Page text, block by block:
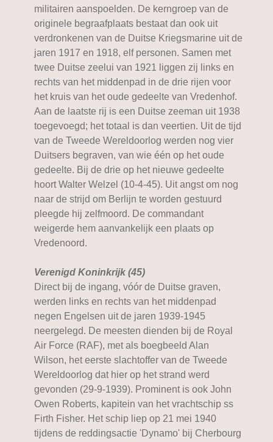
militairen aanspoelden. De kerngroep van de
originele begraafplaats bestaat dan ook uit
verdronkenen van de Duitse Kriegsmarine uit de
jaren 1917 en 1918, elf personen. Samen met
twee Duitse zeelui van 1921 liggen zij links en
rechts van het middenpad in de drie rijen voor
het kruis van het oude gedeelte van Vredenhof.
Aan de laatste rij is een Duitse zeeman uit 1938
toegevoegd; het totaal is dan veertien. Uit de tijd
van de Tweede Wereldoorlog werden nog vier
Duitsers begraven, van wie één op het oude
gedeelte. Bij de drie op het nieuwe gedeelte
hoort Walter Welzel (10-4-45). Uit angst om nog
naar de strijd om Berlijn te worden gestuurd
pleegde hij zelfmoord. De commandant
weigerde hem aanvankelijk een plaats op
Vredenoord.
Verenigd Koninkrijk (45)
Direct bij de ingang, vóór de Duitse graven,
werden links en rechts van het middenpad
negen Engelsen uit de jaren 1939-1945
neergelegd. De meesten dienden bij de Royal
Air Force (RAF), met als boegbeeld Alan
Wilson, het eerste slachtoffer van de Tweede
Wereldoorlog dat hier op het strand werd
gevonden (29-9-1939). Prominent is ook John
Owen Roberts, kapitein van het vrachtschip ss
Firth Fisher. Het schip liep op 21 mei 1940
tijdens de reddingsactie 'Dynamo' bij Cherbourg